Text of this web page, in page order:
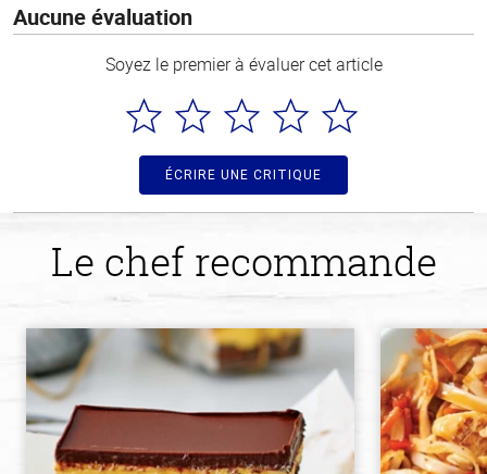
Aucune évaluation
Soyez le premier à évaluer cet article
ÉCRIRE UNE CRITIQUE
Le chef recommande